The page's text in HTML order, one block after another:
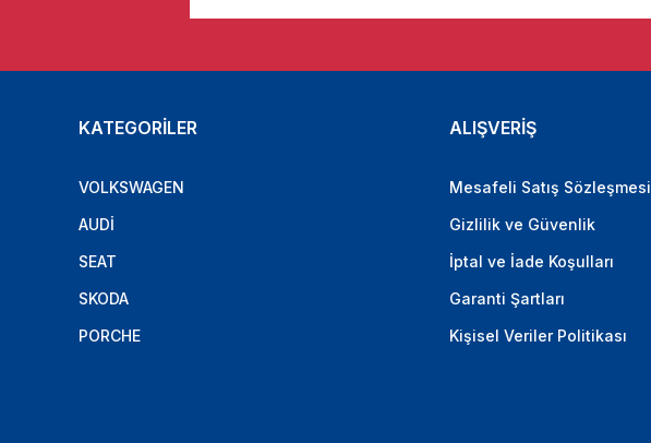
KATEGORİLER
VOLKSWAGEN
AUDİ
SEAT
SKODA
PORCHE
ALIŞVERİŞ
Mesafeli Satış Sözleşmesi
Gizlilik ve Güvenlik
İptal ve İade Koşulları
Garanti Şartları
Kişisel Veriler Politikası